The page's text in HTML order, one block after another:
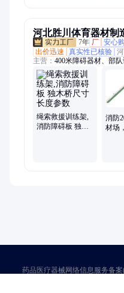
河北胜川体育器材制
7年 厂 安心购
出价迅速
真实性已核验
主营： 400米障碍器材、部
练器材、心理行为训练架、
限越障训练场、军事训练器
拓展器材、室外健身器材、
障碍器材、21项障碍器材、
障、军用训练器材、警犬训
绳索救援训练架,
消防障碍板 独木
消防
材场
药品医疗器械网络信息服务备